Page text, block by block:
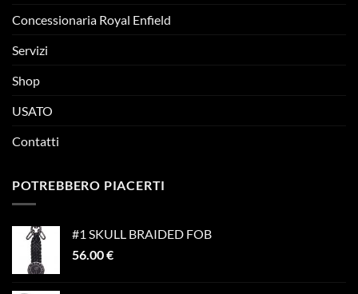
Concessionaria Royal Enfield
Servizi
Shop
USATO
Contatti
POTREBBERO PIACERTI
#1 SKULL BRAIDED FOB
56.00€